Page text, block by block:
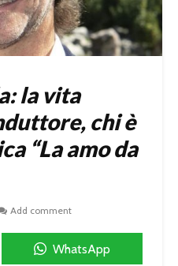
la vita
chi è
“La amo da
Add comment
WhatsApp